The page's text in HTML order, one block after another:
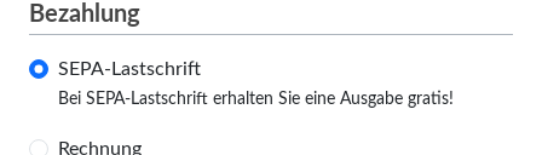
Bezahlung
SEPA-Lastschrift
Bei SEPA-Lastschrift erhalten Sie eine Ausgabe gratis!
Rechnung